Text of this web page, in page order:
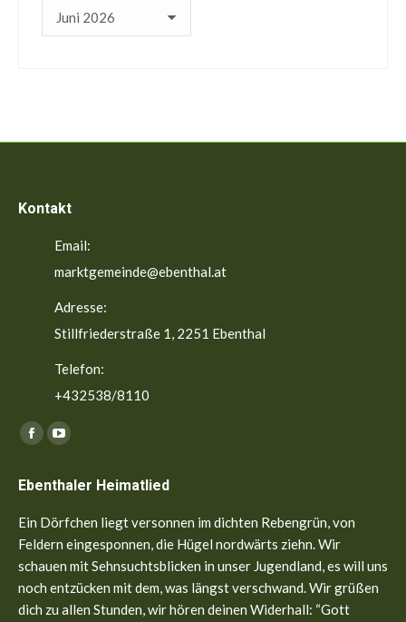
ältere
Kontakt
Email:
marktgemeinde@ebenthal.at
Adresse:
Stillfriederstraße 1, 2251 Ebenthal
Telefon:
+432538/8110
Finden Sie uns auf:
Facebook
opens
in
new
window
YouTube
opens
in
new
window
Ebenthaler Heimatlied
Ein Dörfchen liegt versonnen im dichten Rebengrün, von
Feldern eingesponnen, die Hügel nordwärts ziehn. Wir
schauen mit Sehnsuchtsblicken in unser Jugendland, es will uns
noch entzücken mit dem, was längst verschwand. Wir grüßen
dich zu allen Stunden, wir hören deinen Widerhall: “Gott